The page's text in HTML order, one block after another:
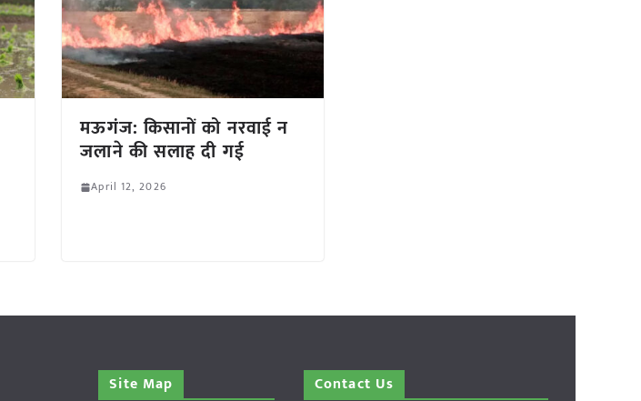
मऊगंज: किसानों को नरवाई न
जलाने की सलाह दी गई
April 12, 2026
Site Map Contact Us